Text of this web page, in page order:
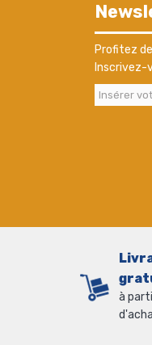
Profitez
Inscrivez-
à